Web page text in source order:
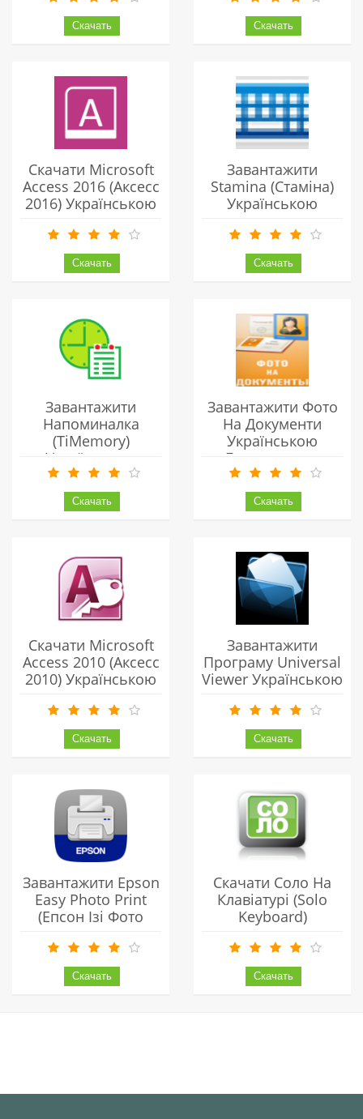
Скачати Microsoft
Access 2016 (Аксесс
2016) Українською
Завантажити
Stamina (Стаміна)
Українською
Завантажити
Напоминалка
(TiMemory)
Українською
Безкоштовно
Завантажити Фото
На Документи
Українською
Безкоштовно
Скачати Microsoft
Access 2010 (Аксесс
2010) Українською
Завантажити
Програму Universal
Viewer Українською
Завантажити Epson
Easy Photo Print
(Епсон Ізі Фото
Українською
Безкоштовно
Скачати Соло На
Клавіатурі (Solo
Keyboard)
Безкоштовно